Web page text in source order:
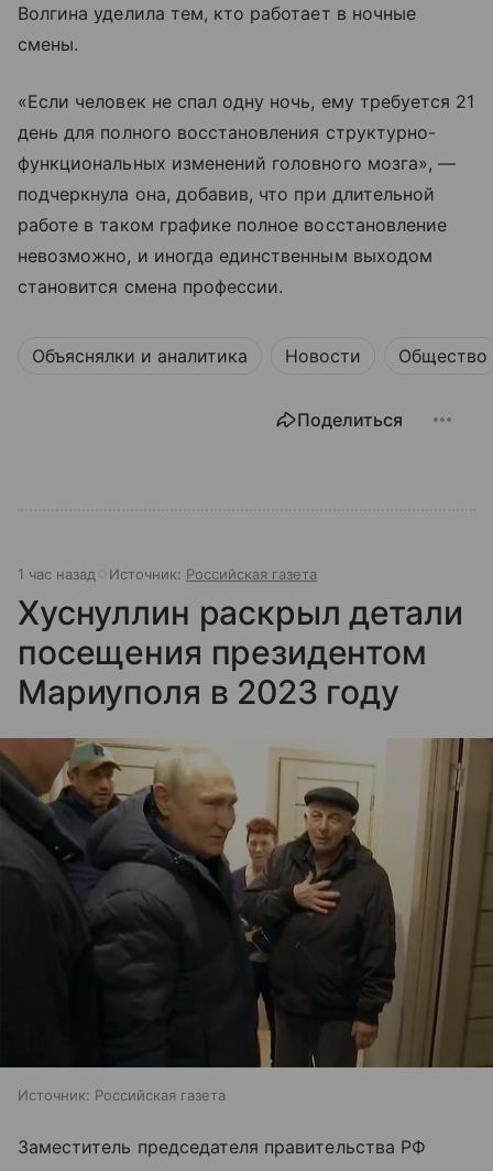
Волгина уделила тем, кто работает в ночные
смены.
«Если человек не спал одну ночь, ему требуется 21
день для полного восстановления структурно-
функциональных изменений головного мозга», —
подчеркнула она, добавив, что при длительной
работе в таком графике полное восстановление
невозможно, и иногда единственным выходом
становится смена профессии.
Объяснялки и аналитика Новости Общество
Поделиться
1 час назад Источник: Российская газета
Хуснуллин раскрыл детали
посещения президентом
Мариуполя в 2023 году
Источник: Российская газета
Заместитель председателя правительства РФ